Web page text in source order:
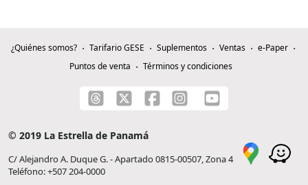
¿Quiénes somos? Tarifario GESE Suplementos Ventas
e-Paper
Puntos de venta
Términos y condiciones
© 2019 La Estrella de Panamá
C/ Alejandro A. Duque G. - Apartado 0815-00507, Zona 4
Teléfono: +507 204-0000